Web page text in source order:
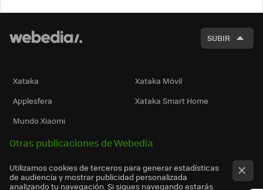
SUBIR
Xataka
Xataka Móvil
Applesfera
Xataka Smart Home
Mundo Xiaomi
Otras publicaciones de Webedia
Utilizamos cookies de terceros para generar estadísticas
de audiencia y mostrar publicidad personalizada
analizando tu navegación. Si sigues navegando estarás